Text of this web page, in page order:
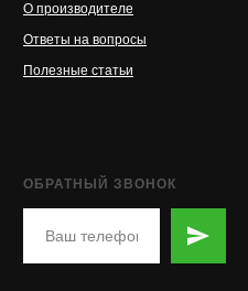
О производителе
Ответы на вопросы
Полезные статьи
ОБРАТНЫЙ ЗВОНОК